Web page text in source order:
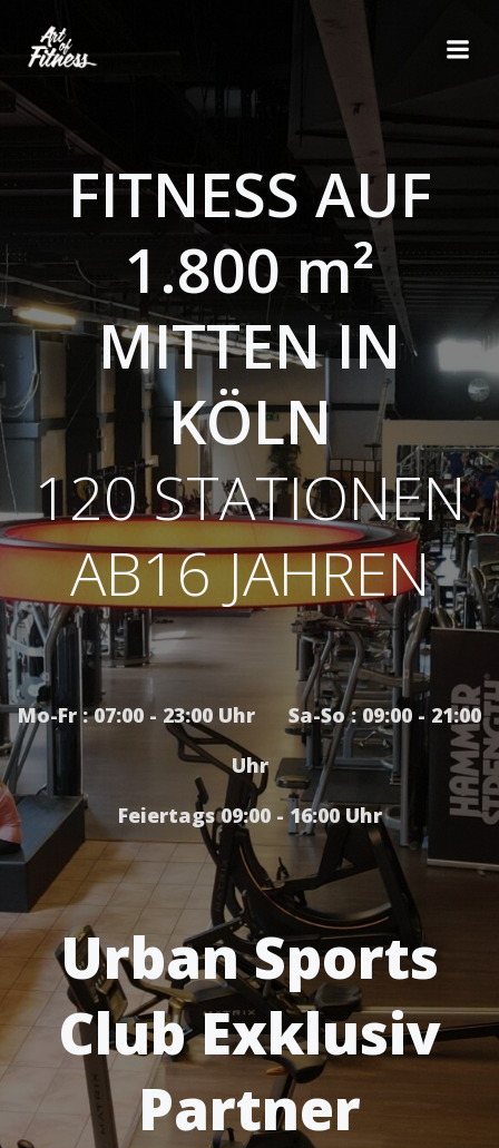
FITNESS AUF
1.800 m²
MITTEN IN
KÖLN
120 STATIONEN
AB16 JAHREN
Mo-Fr : 07:00 - 23:00 Uhr Sa-So : 09:00 - 21:00
Uhr
Feiertags 09:00 - 16:00 Uhr
Urban Sports
Club Exklusiv
Partner